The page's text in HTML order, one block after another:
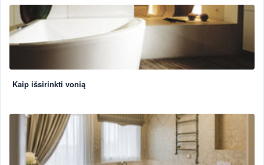
Kaip išsirinkti vonią